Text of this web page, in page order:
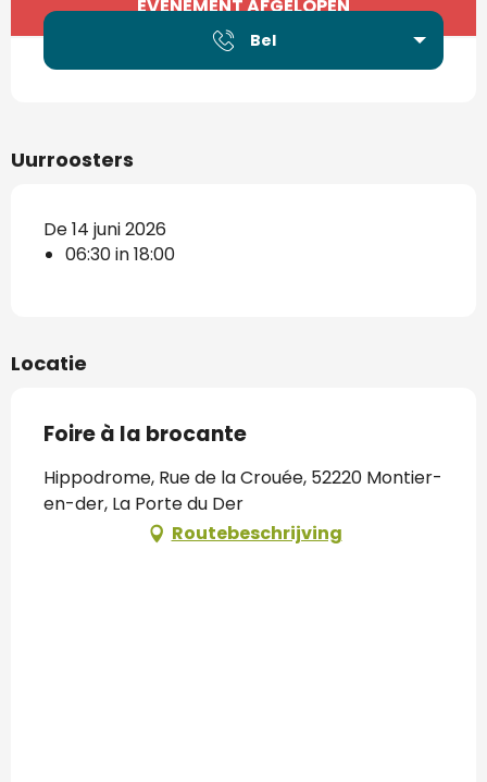
EVENEMENT AFGELOPEN
Bel
Uurroosters
De 14 juni 2026
06:30 in 18:00
Locatie
Foire à la brocante
Hippodrome, Rue de la Crouée, 52220 Montier-
en-der, La Porte du Der
Routebeschrijving